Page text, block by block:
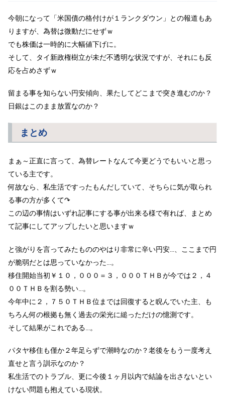
今朝になって「米国債の格付けが１ランクダウン」との報道もあ
りますが、為替は微動だにせずｗ
でも株価は一時的に大幅値下げに。
そして、タイ新政権樹立が未だ不透明な状況ですが、それにも反
応を占めさずｗ
留まる事を知らない円安傾向、果たしてどこまで突き進むのか？
日銀はこのまま放置なのか？
まとめ
まぁ～正直に言って、為替レートなんて今更どうでもいいと思っ
ている主です。
何故なら、私生活ですったもんだしていて、そちらに気が取られ
る事の方が多くて↷
この辺の事情はいずれ記事にする事が出来る様で有れば、まとめ
て記事にしてアップしたいと思いますｗ
と強がりを言ってみたもののやはり非常に辛い円安…、ここまで円
が脆弱だとは思っていなかった…。
移住開始当初￥１０，０００＝３，０００ＴＨＢが今では２，４
００ＴＨＢを割る勢い…。
今年中に２，７５０ＴＨＢ位までは回復すると睨んでいた主、も
ちろん何の根拠も無く過去の栄光に縋っただけの憶測です。
そして結果がこれである…。
パタヤ移住も僅か２年足らずで潮時なのか？老後をもう一度考え
直せと言う訓示なのか？
私生活でのトラブル、更に今後１ヶ月以内で結論を出さないとい
けない問題も抱えている現状。